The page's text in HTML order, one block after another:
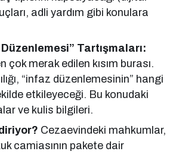
adli yardım gibi konulara
Tartışmaları:
çok merak edilen kısım burası.
“infaz düzenlemesinin” hangi
etkileyeceği. Bu konudaki
ve kulis bilgileri.
Cezaevindeki mahkumlar,
camiasının pakete dair